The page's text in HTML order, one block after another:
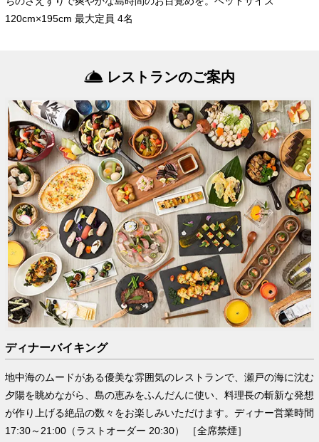
120cm×195cm 最大定員 4名
レストランのご案内
ディナーバイキング
地中海のムードがある優美な雰囲気のレストランで、瀬戸の海に沈む
夕陽を眺めながら、島の恵みをふんだんに使い、料理長の斬新な発想
が作り上げる絶品の数々をお楽しみいただけます。ディナー営業時間
17:30～21:00（ラストオーダー 20:30） ［全席禁煙］